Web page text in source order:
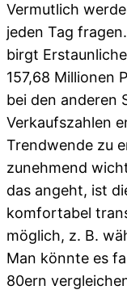
Vermutlich
jeden Tag
birgt
157,68 Millionen
bei den anderen
Verkaufszahlen
Trendwende zu
zunehmend
das angeht, ist
komfortabel
möglich, z. B.
Man könnte es
80ern